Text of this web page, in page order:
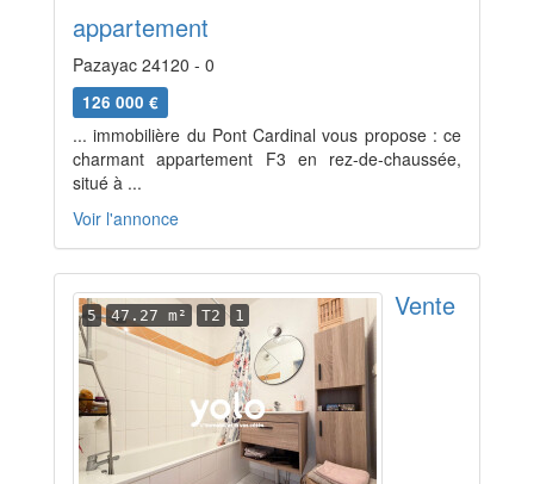
appartement
Pazayac 24120 - 0
126 000 €
... immobilière du Pont Cardinal vous propose : ce
charmant appartement F3 en rez-de-chaussée,
situé à ...
Voir l'annonce
5 47.27 m² T2 1 Vente